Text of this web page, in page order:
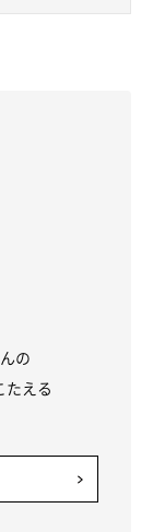
の
たえる